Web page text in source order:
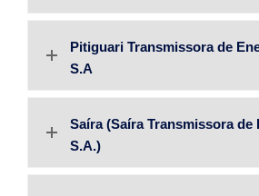
Pitiguari Transmissora de
S.A
Saíra (Saíra Transmissora de
S.A.)